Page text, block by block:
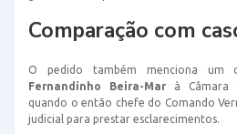
Comparação com
O pedido também menciona um
Fernandinho Beira-Marà Câmara
quando o então chefe do Comando
judicial para prestar esclarecimentos.